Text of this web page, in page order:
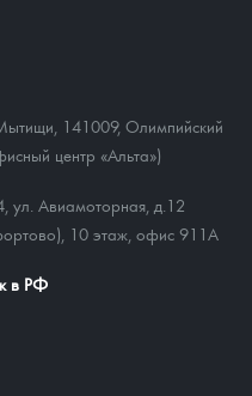
141009, Олимпийский
центр «Альта»)
ул. Авиамоторная, д.12
10 этаж, офис 911А
в РФ